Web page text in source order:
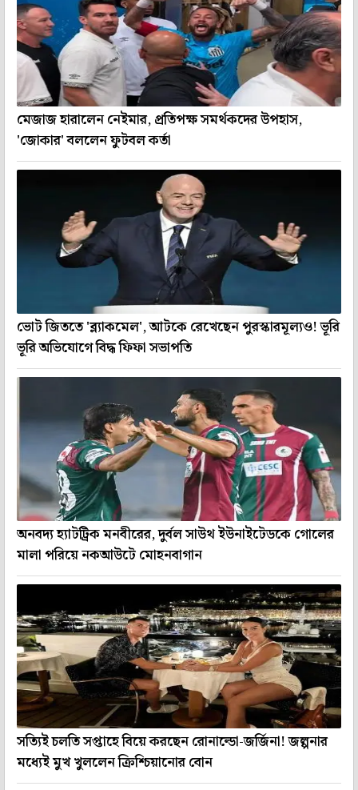
মেজাজ হারালেন নেইমার, প্রতিপক্ষ সমর্থকদের উপহাস,
'জোকার' বললেন ফুটবল কর্তা
ভোট জিততে 'ব্ল্যাকমেল', আটকে রেখেছেন পুরস্কারমূল্যও! ভূরি
ভূরি অভিযোগে বিদ্ধ ফিফা সভাপতি
অনবদ্য হ্যাটট্রিক মনবীরের, দুর্বল সাউথ ইউনাইটেডকে গোলের
মালা পরিয়ে নকআউটে মোহনবাগান
সত্যিই চলতি সপ্তাহে বিয়ে করছেন রোনাল্ডো-জর্জিনা! জল্পনার
মধ্যেই মুখ খুললেন ক্রিশ্চিয়ানোর বোন